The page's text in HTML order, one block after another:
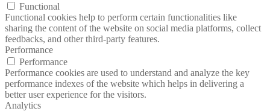
Functional
Functional cookies help to perform certain functionalities like
sharing the content of the website on social media platforms, collect
feedbacks, and other third-party features.
Performance
Performance
Performance cookies are used to understand and analyze the key
performance indexes of the website which helps in delivering a
better user experience for the visitors.
Analytics